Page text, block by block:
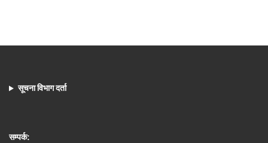
सूचना विभाग दर्ता
सम्पर्क: